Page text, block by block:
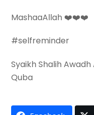
MashaaAllah ❤️❤️❤️
#selfreminder
Syaikh Shalih
Quba